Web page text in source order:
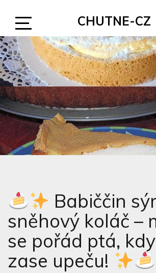
content
Open
Sidebar
CHUTNE-CZ
Babiččin
sněhový koláč –
se pořád ptá,
zase upeču!